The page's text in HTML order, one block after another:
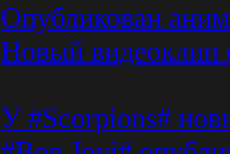
Опубликован
Новый видеоклип
У #Scorpions#